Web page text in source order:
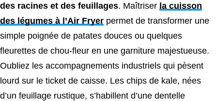
des racines et des feuillages. Maîtriser la cuisson
des légumes à l’Air Fryer permet de transformer une
simple poignée de patates douces ou quelques
fleurettes de chou-fleur en une garniture majestueuse.
Oubliez les accompagnements industriels qui pèsent
lourd sur le ticket de caisse. Les chips de kale, nées
d’un feuillage rustique, s’habillent d’une dentelle